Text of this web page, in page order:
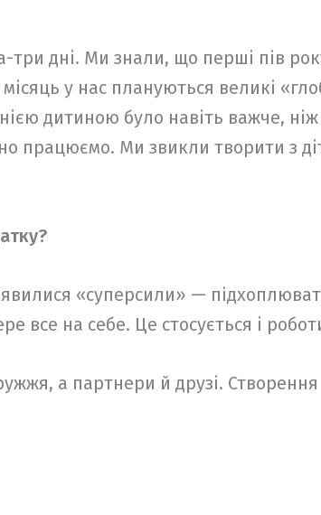
три дні. Ми знали, що перші пів
у нас плануються великі
дитиною було навіть важче, ніж
працюємо. Ми звикли творити з
«суперсили» —
все на себе. Це стосується і
а партнери й друзі.